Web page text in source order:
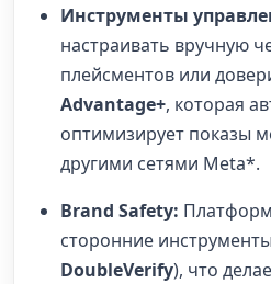
Инструменты
настраивать вручную
плейсментов или
Advantage+, которая
оптимизирует показы
другими сетями Meta*.
Brand Safety:
сторонние
DoubleVerify), что